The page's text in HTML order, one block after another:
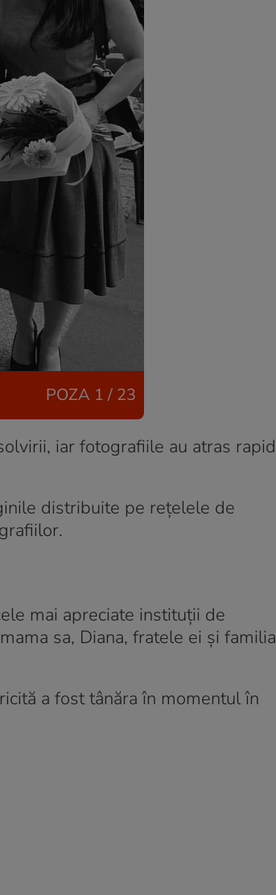
POZA 1 / 23
iar fotografiile au atras rapid
distribuite pe rețelele de
mai apreciate instituții de
sa, Diana, fratele ei și familia
a fost tânăra în momentul în